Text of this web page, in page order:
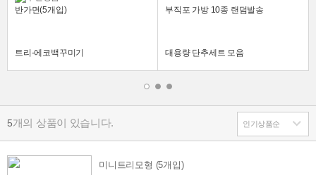
반가면(5개입) 부직포 가방 10종 랜덤발송
트리-에코백꾸미기 대용량 단추세트 모음
5개의 상품이 있습니다.
미니트리모형 (5개입)